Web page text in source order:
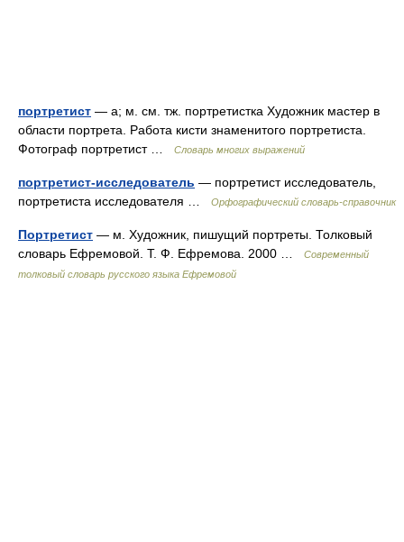
портретист — а; м. см. тж. портретистка Художник мастер в
области портрета. Работа кисти знаменитого портретиста.
Фотограф портретист …
Словарь многих выражений
портретист-исследователь — портретист исследователь,
портретиста исследователя …
Орфографический словарь-справочник
Портретист — м. Художник, пишущий портреты. Толковый
словарь Ефремовой. Т. Ф. Ефремова. 2000 …
Современный
толковый словарь русского языка Ефремовой